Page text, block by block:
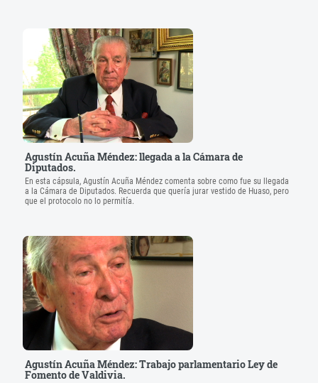
Agustín Acuña Méndez: llegada a la Cámara de
Diputados.
En esta cápsula, Agustín Acuña Méndez comenta sobre como fue su llegada
a la Cámara de Diputados. Recuerda que quería jurar vestido de Huaso, pero
que el protocolo no lo permitía.
Agustín Acuña Méndez: Trabajo parlamentario Ley de
Fomento de Valdivia.